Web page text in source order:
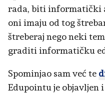
rada, biti informatički
oni imaju od tog
štreberaj nego neki
graditi informatičku
Spominjao sam već te
Edupointu je objavljen